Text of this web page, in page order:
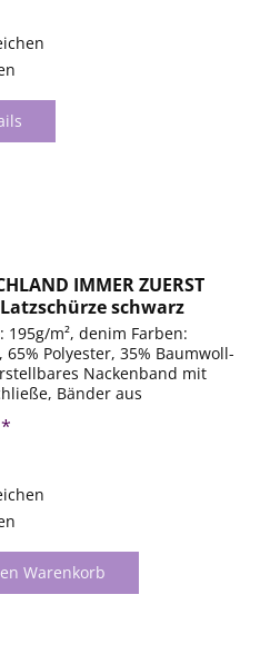
IMMER ZUERST
Latzschürze schwarz
195g/m², denim Farben:
65% Polyester, 35% Baumwoll-
Nackenband mit
Bänder aus
86cm, Breite: 72cm,
Warenkorb